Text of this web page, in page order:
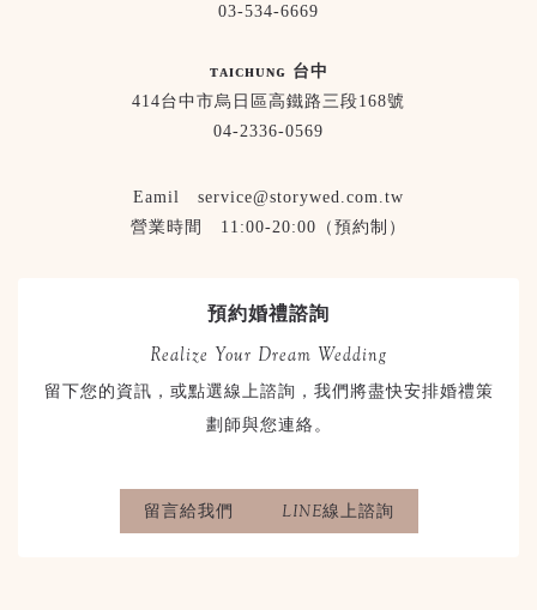
03-534-6669
ᴛᴀɪᴄʜᴜɴɢ 台中
414台中市烏日區高鐵路三段168號
04-2336-0569
Eamil service@storywed.com.tw
營業時間 11:00-20:00（預約制）
預約婚禮諮詢
Realize Your Dream Wedding
留下您的資訊，或點選線上諮詢，我們將盡快安排婚禮策
劃師與您連絡。
留言給我們 LINE線上諮詢